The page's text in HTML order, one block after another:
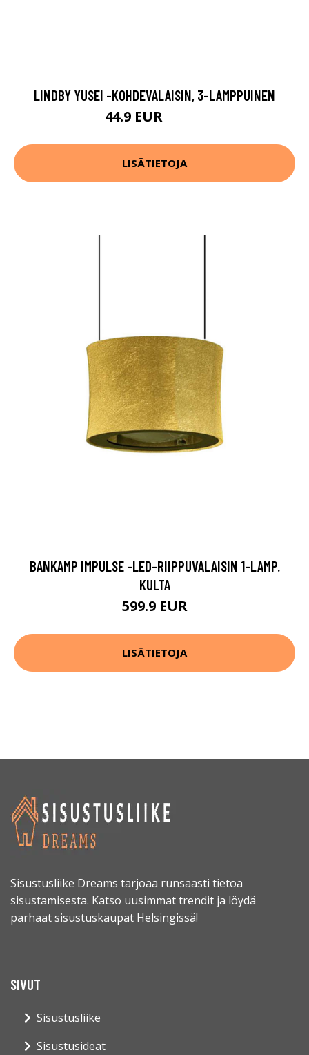
LINDBY YUSEI -KOHDEVALAISIN, 3-LAMPPUINEN
44.9 EUR
LISÄTIETOJA
BANKAMP IMPULSE -LED-RIIPPUVALAISIN 1-LAMP.
KULTA
599.9 EUR
LISÄTIETOJA
Sisustusliike Dreams tarjoaa runsaasti tietoa
sisustamisesta. Katso uusimmat trendit ja löydä
parhaat sisustuskaupat Helsingissä!
SIVUT
Sisustusliike
Sisustusideat